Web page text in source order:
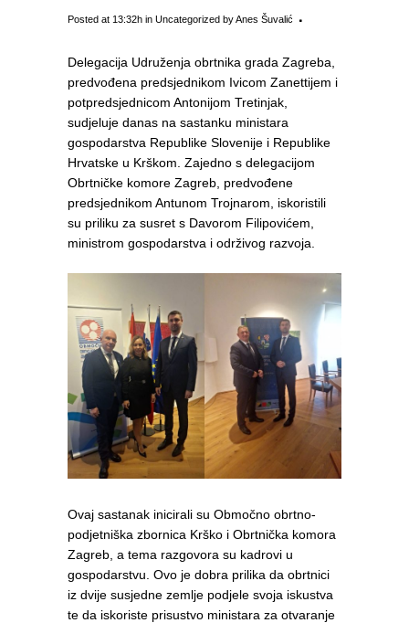
Posted at 13:32h in Uncategorized byAnes Šuvalić
Delegacija Udruženja obrtnika grada Zagreba,
predvođena predsjednikom Ivicom Zanettijem i
potpredsjednicom Antonijom Tretinjak,
sudjeluje danas na sastanku ministara
gospodarstva Republike Slovenije i Republike
Hrvatske u Krškom. Zajedno s delegacijom
Obrtničke komore Zagreb, predvođene
predsjednikom Antunom Trojnarom, iskoristili
su priliku za susret s Davorom Filipovićem,
ministrom gospodarstva i održivog razvoja.
Ovaj sastanak inicirali su Območno obrtno-
podjetniška zbornica Krško i Obrtnička komora
Zagreb, a tema razgovora su kadrovi u
gospodarstvu. Ovo je dobra prilika da obrtnici
iz dvije susjedne zemlje podjele svoja iskustva
te da iskoriste prisustvo ministara za otvaranje